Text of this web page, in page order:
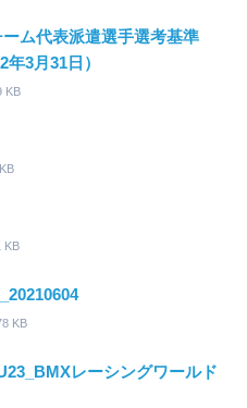
ム代表派遣選手選考基準
年3月31日）
KB
KB
KB
レーシングワールド